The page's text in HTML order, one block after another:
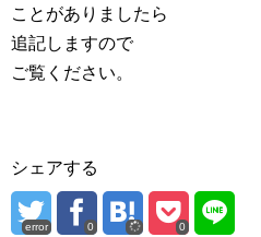
ことがありましたら
追記しますので
ご覧ください。
シェアする
error 0 0